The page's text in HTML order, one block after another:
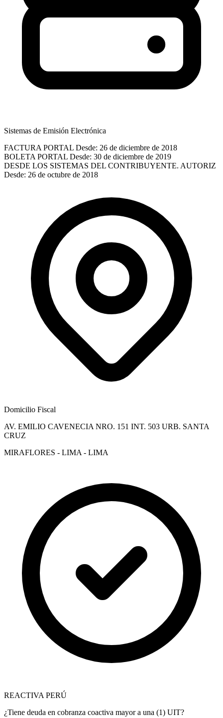
Sistemas de Emisión Electrónica
FACTURA PORTAL Desde: 26 de diciembre de 2018
BOLETA PORTAL Desde: 30 de diciembre de 2019
DESDE LOS SISTEMAS DEL CONTRIBUYENTE. AUTORIZ
Desde: 26 de octubre de 2018
Domicilio Fiscal
AV. EMILIO CAVENECIA NRO. 151 INT. 503 URB. SANTA
CRUZ
MIRAFLORES - LIMA - LIMA
REACTIVA PERÚ
¿Tiene deuda en cobranza coactiva mayor a una (1) UIT?